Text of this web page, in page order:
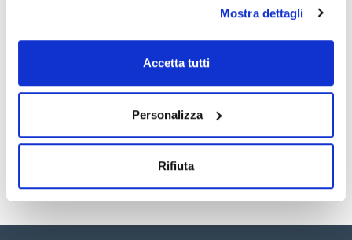
Mostra dettagli
Accetta tutti
Personalizza
Rifiuta
Registrati per i download
COA
Registrati per i download
Registrati per i download